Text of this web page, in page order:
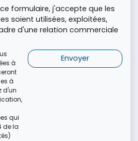
formulaire, j'accepte que les
soient utilisées, exploitées,
d'une relation commerciale
à
à
d'un
qui
de la